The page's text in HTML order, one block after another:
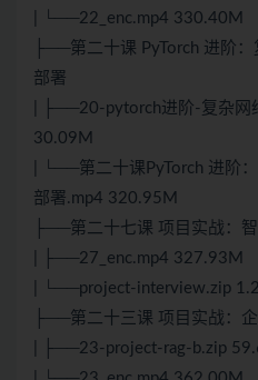
| └──22_enc.mp4 330.40M
├──第二十课 PyTorch 进阶
部署
| ├──20-pytorch进阶-复杂网
30.09M
| └──第二十课PyTorch 进阶
部署.mp4 320.95M
├──第二十七课 项目实战：
| ├──27_enc.mp4 327.93M
| └──project-interview.zip
├──第二十三课 项目实战：
| ├──23-project-rag-b.zip